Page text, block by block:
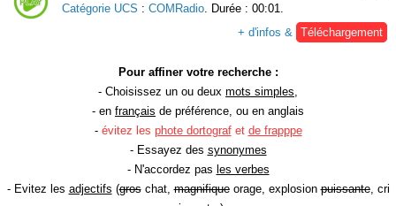
Catégorie UCS : COMRadio . Durée : 00:01.
+ d'infos &
Téléchargement
Pour affiner votre recherche :
- Choisissez un ou deux mots simples
- en français de préférence, ou en anglais
- évitez les phote dortografet de frapppe
- Essayez des synonymes
- N'accordez pas les verbes
- Evitez les adjectifs (groschat,magnifiqueorage, explosionpuissante, cri